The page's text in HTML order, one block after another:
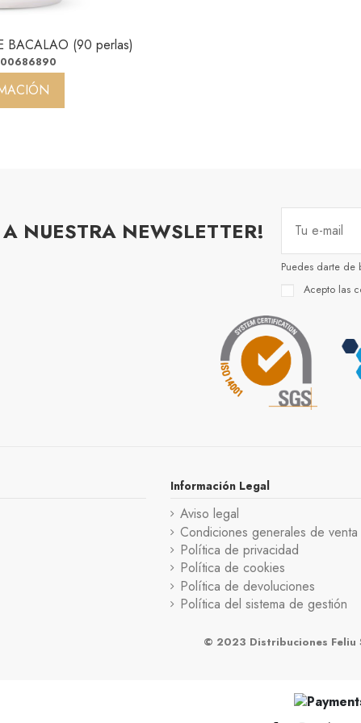
BACALAO (90 perlas)
A NUESTRA NEWSLETTER!
Puedes darte
Acepto las
Información Legal
Aviso legal
Condiciones generales de venta
Política de privacidad
Política de cookies
Política de devoluciones
Política del sistema de gestión
© 2023 Distribuciones Feliu